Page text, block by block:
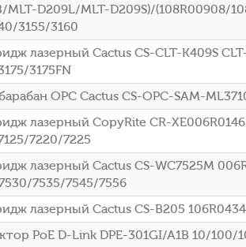
MLT-D209L/MLT-D209S)/(108R00908/
3155/3160
лазерный Cactus CS-CLT-K409S
3175FN
OPC Cactus CS-OPC-SAM-
лазерный CopyRite CR-
7220/7225
лазерный Cactus CS-WC7525M
7535/7545/7556
лазерный Cactus CS-B205
PoE D-Link DPE-301GI/A1B 10/100/